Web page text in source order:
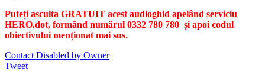
Puteți asculta GRATUIT acest audioghid apelând serviciu
HERO.dot, formând numărul 0332 780 780 și apoi codul
obiectivului menționat mai sus.
Contact Disabled by Owner
Tweet